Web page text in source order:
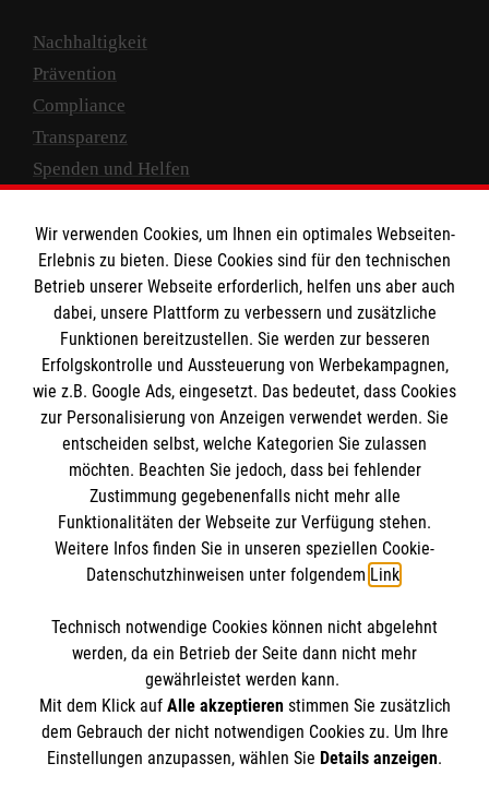
Nachhaltigkeit
Prävention
Compliance
Transparenz
Spenden und Helfen
Empfänger: Malteser Hilfsdienst e.V.
IBAN: DE10 3706 0120 1201 2000 12
BIC: GENODED 1PA7
Newsletter abonnieren
Cookies verwalten|AGB|Impressum|Datenschutz
Barrierefreiheit |Kontakt| Sharepoint|Mediathek
Wir verwenden Cookies, um Ihnen ein optimales Webseiten-
Erlebnis zu bieten. Diese Cookies sind für den technischen
Betrieb unserer Webseite erforderlich, helfen uns aber auch
dabei, unsere Plattform zu verbessern und zusätzliche
Funktionen bereitzustellen. Sie werden zur besseren
Erfolgskontrolle und Aussteuerung von Werbekampagnen,
wie z.B. Google Ads, eingesetzt. Das bedeutet, dass Cookies
zur Personalisierung von Anzeigen verwendet werden. Sie
entscheiden selbst, welche Kategorien Sie zulassen
möchten. Beachten Sie jedoch, dass bei fehlender
Zustimmung gegebenenfalls nicht mehr alle
Funktionalitäten der Webseite zur Verfügung stehen.
Weitere Infos finden Sie in unseren speziellen Cookie-
Datenschutzhinweisen unter folgendem Link.
Technisch notwendige Cookies können nicht abgelehnt
werden, da ein Betrieb der Seite dann nicht mehr
gewährleistet werden kann.
Mit dem Klick auf Alle akzeptierenstimmen Sie zusätzlich
dem Gebrauch der nicht notwendigen Cookies zu. Um Ihre
Einstellungen anzupassen, wählen Sie Details anzeigen.